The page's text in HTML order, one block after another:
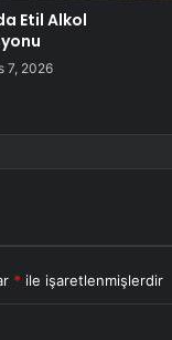
Etil Alkol
7, 2026
* ile işaretlenmişlerdir